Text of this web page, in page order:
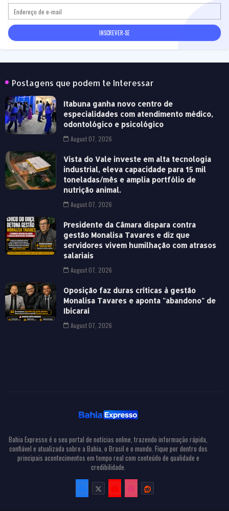
Postagens que podem te Interessar
Itabuna ganha novo centro de
especialidades com atendimento médico,
odontológico e psicológico
August 07, 2026
Vista do Vale investe em alta tecnologia
industrial, eleva capacidade para 15 mil
toneladas/mês e amplia portfólio de
nutrição animal.
August 07, 2026
Presidente da Câmara dispara contra
gestão Monalisa Tavares e diz que
servidores vivem humilhação com atrasos
salariais
August 07, 2026
Oposição faz duras críticas à gestão
Monalisa Tavares e aponta "abandono" de
Ibicaraí
August 07, 2026
Bahia Expresso é o seu portal de notícias online, trazendo informação rápida,
confiável e atualizada sobre a Bahia, o Brasil e o mundo. Fique por dentro dos
principais acontecimentos em tempo real com conteúdo de qualidade e
credibilidade.